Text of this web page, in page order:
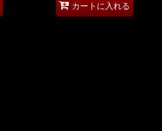
カートに入れる